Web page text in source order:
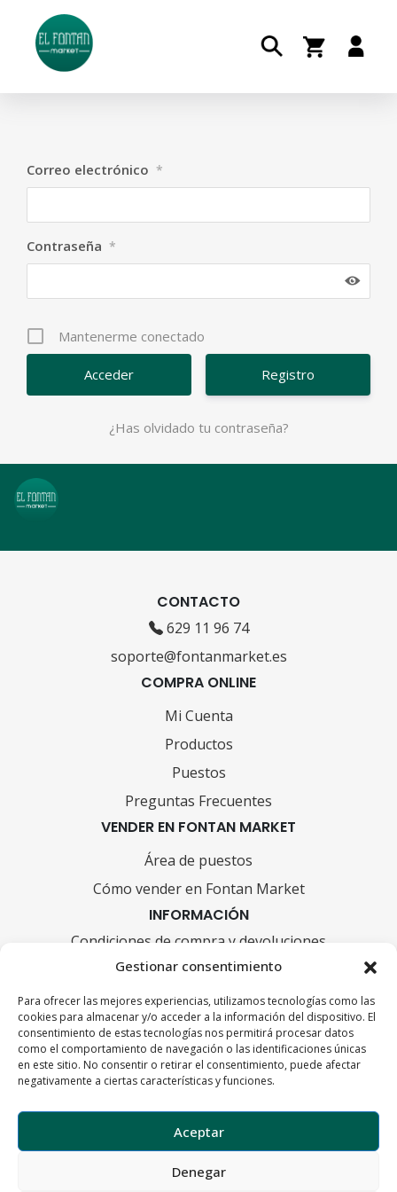
Gestionar consentimiento
Para ofrecer las mejores experiencias, utilizamos tecnologías como las
cookies para almacenar y/o acceder a la información del dispositivo. El
consentimiento de estas tecnologías nos permitirá procesar datos
como el comportamiento de navegación o las identificaciones únicas
en este sitio. No consentir o retirar el consentimiento, puede afectar
negativamente a ciertas características y funciones.
Aceptar
Denegar
Correo electrónico *
Contraseña *
Mantenerme conectado
Registro
¿Has olvidado tu contraseña?
CONTACTO
629 11 96 74
soporte@fontanmarket.es
COMPRA ONLINE
Mi Cuenta
Productos
Puestos
Preguntas Frecuentes
VENDER EN FONTAN MARKET
Área de puestos
Cómo vender en Fontan Market
INFORMACIÓN
Condiciones de compra y devoluciones